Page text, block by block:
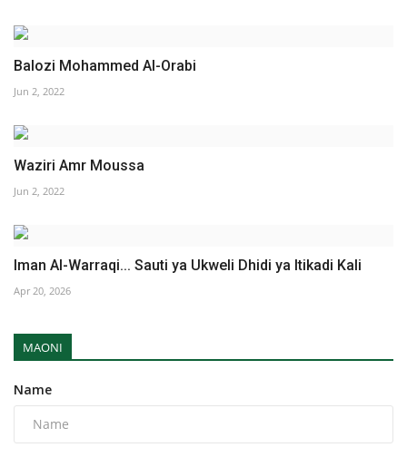
Balozi Mohammed Al-Orabi
Jun 2, 2022
Waziri Amr Moussa
Jun 2, 2022
Iman Al-Warraqi... Sauti ya Ukweli Dhidi ya Itikadi Kali
Apr 20, 2026
MAONI
Name